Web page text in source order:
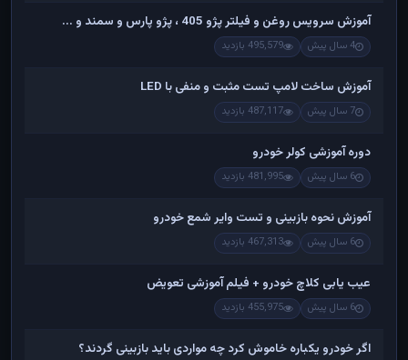
آموزش سرویس روغن و فیلتر پژو 405 ، پژو پارس و سمند و ...
4 سال پیش 495,579 بازدید
آموزش ساخت لامپ تست مثبت و منفی با LED
7 سال پیش 487,117 بازدید
دوره آموزشی کولر خودرو
6 سال پیش 481,995 بازدید
آموزش نحوه بازبینی و تست وایر شمع خودرو
6 سال پیش 467,313 بازدید
عیب یابی کلاچ خودرو + فیلم آموزشی تعویض
6 سال پیش 455,975 بازدید
اگر خودرو یکباره خاموش کرد چه مواردی باید بازبینی گردند؟